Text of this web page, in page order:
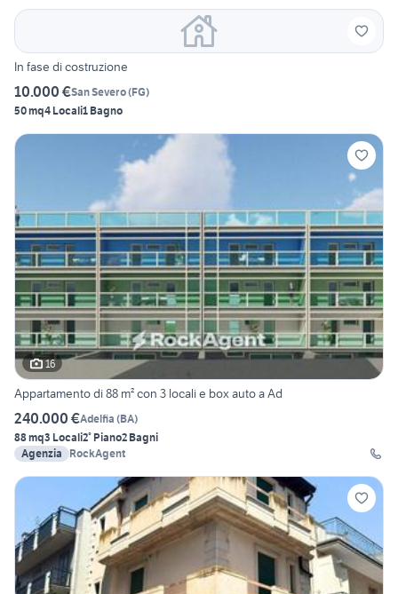
In fase di costruzione
10.000 €San Severo(FG)
50 mq4 Locali1 Bagno
16
Appartamento di 88 m² con 3 locali e box auto a Ad
240.000 €Adelfia (BA)
88 mq3 Locali2° Piano2 Bagni
Agenzia
RockAgent